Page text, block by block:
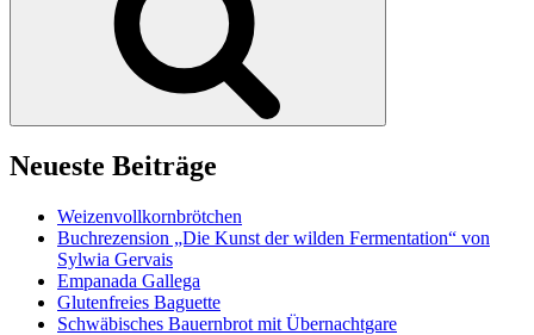
Neueste Beiträge
Weizenvollkornbrötchen
Buchrezension „Die Kunst der wilden Fermentation“ von
Sylwia Gervais
Empanada Gallega
Glutenfreies Baguette
Schwäbisches Bauernbrot mit Übernachtgare